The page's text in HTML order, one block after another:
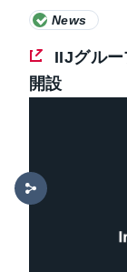
News
IIJグル
開設